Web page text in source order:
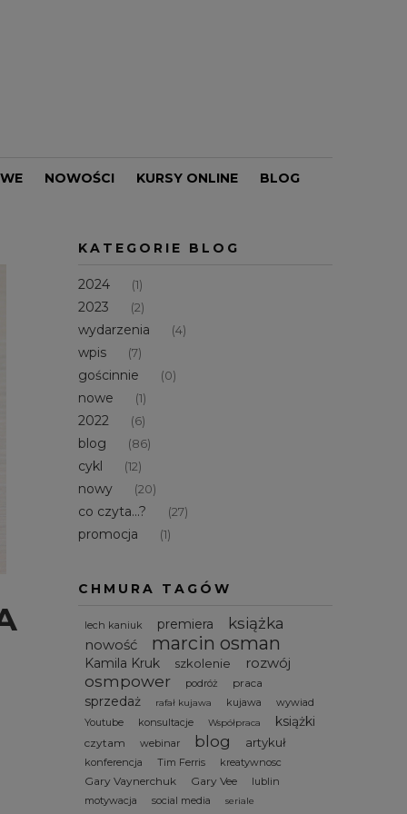
NOWOŚCI KURSY ONLINE BLOG
KATEGORIE BLOG
2024 (1)
2023 (2)
wydarzenia (4)
wpis (7)
gościnnie (0)
nowe (1)
2022 (6)
blog (86)
cykl (12)
nowy (20)
co czyta...? (27)
promocja (1)
CHMURA TAGÓW
lech kaniuk premiera książka
nowość marcin osman
Kamila Kruk szkolenie rozwój
osmpower podróż praca
sprzedaż rafał kujawa kujawa
wywiad
Youtube
konsultacje Współpraca książki
czytam webinar blog artykuł
konferencja Tim Ferris kreatywnosc
Gary Vaynerchuk Gary Vee
lublin
motywacja
social media seriale